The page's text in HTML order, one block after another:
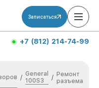
Записаться
+7 (812) 214-74-99
/
General
100S3
/ Ремонт
разъема